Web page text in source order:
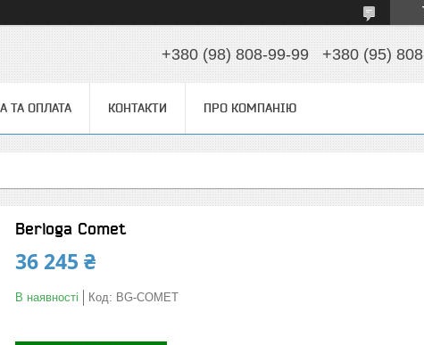
+380 (98) 808-99-99 +380 (95)
ТА ОПЛАТА КОНТАКТИ ПРО КОМПАНІЮ
Berloga Comet
36 245 ₴
В наявності Код: BG-COMET